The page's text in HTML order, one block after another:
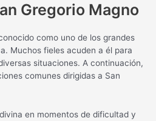
Gregorio Magno
como uno de los grandes
Muchos fieles acuden a él para
situaciones. A continuación,
comunes dirigidas a San
en momentos de dificultad y